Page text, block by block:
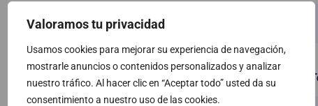
Valoramos tu privacidad
Usamos cookies para mejorar su experiencia de navegación,
mostrarle anuncios o contenidos personalizados y analizar
nuestro tráfico. Al hacer clic en “Aceptar todo” usted da su
consentimiento a nuestro uso de las cookies.
Email*